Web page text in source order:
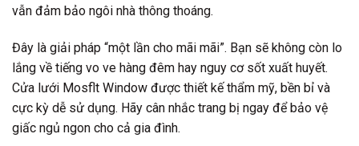
vẫn đảm bảo ngôi nhà thông thoáng.
Đây là giải pháp “một lần cho mãi mãi”. Bạn sẽ không còn lo
lắng về tiếng vo ve hàng đêm hay nguy cơ sốt xuất huyết.
Cửa lưới Mosflt Window được thiết kế thẩm mỹ, bền bỉ và
cực kỳ dễ sử dụng. Hãy cân nhắc trang bị ngay để bảo vệ
giấc ngủ ngon cho cả gia đình.